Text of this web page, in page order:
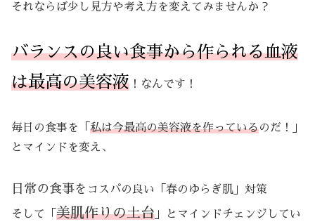
それならば少し見方や考え方を変えてみませんか？
バランスの良い食事から作られる血液
は最高の美容液 ！なんです！
毎日の食事を「 私は今最高の美容液を作っているのだ！」
とマインドを変え、
日常の食事を コスパの良い「春のゆらぎ肌」対策
そして「 美肌作りの土台 」とマインドチェンジしてい